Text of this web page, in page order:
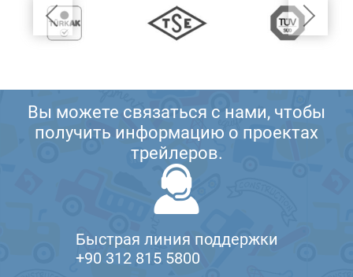
Вы можете связаться с нами, чтобы
получить информацию о проектах
трейлеров.
Быстрая линия поддержки
+90 312 815 5800